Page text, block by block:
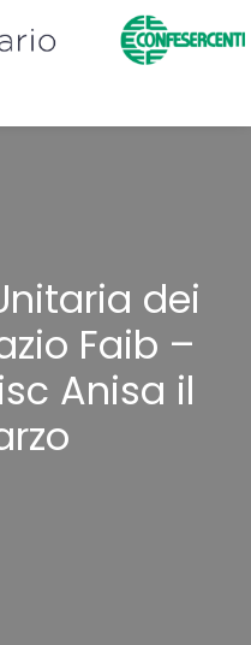
dei
Faib –
Anisa il